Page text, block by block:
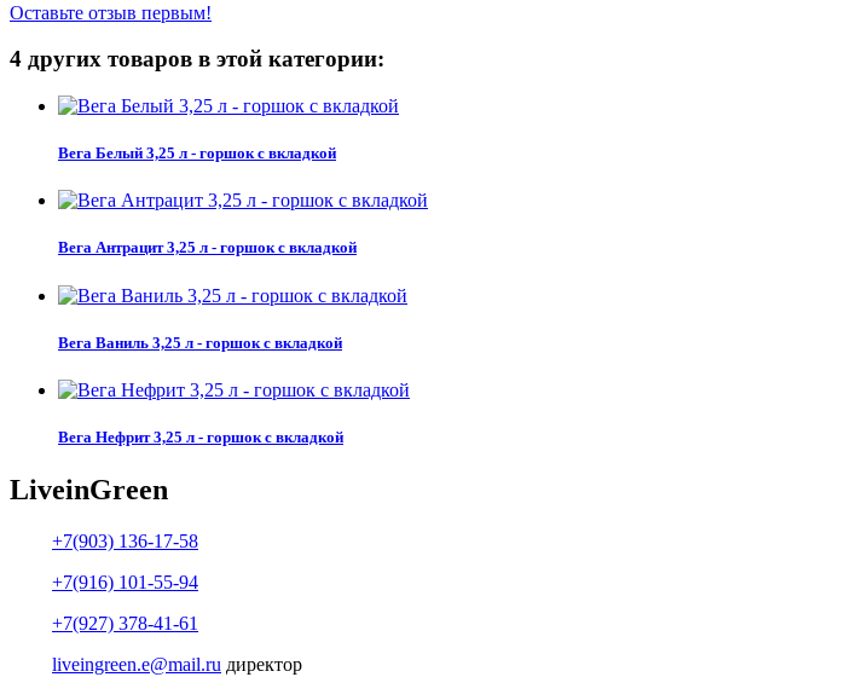
Оставьте отзыв первым!
4 других товаров в этой категории:
Вега Белый 3,25 л - горшок с вкладкой
Вега Антрацит 3,25 л - горшок с вкладкой
Вега Ваниль 3,25 л - горшок с вкладкой
Вега Нефрит 3,25 л - горшок с вкладкой
LiveinGreen
+7(903) 136-17-58
+7(916) 101-55-94
+7(927) 378-41-61
liveingreen.e@mail.ru директор